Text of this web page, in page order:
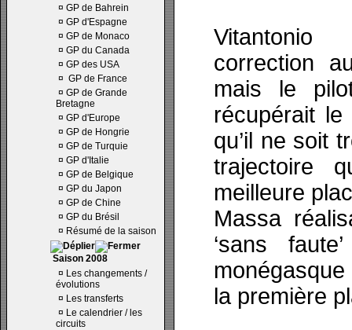
¤ GP de Bahrein
¤ GP d'Espagne
¤ GP de Monaco
¤ GP du Canada
¤ GP des USA
¤ GP de France
¤ GP de Grande
Bretagne
¤ GP d'Europe
¤ GP de Hongrie
¤ GP de Turquie
¤ GP d'Italie
¤ GP de Belgique
¤ GP du Japon
¤ GP de Chine
¤ GP du Brésil
¤ Résumé de la saison
Saison 2008
¤ Les changements /
évolutions
¤ Les transferts
¤ Le calendrier / les
circuits
correction
mais le
récupérait
qu’il ne soit
trajectoire
meilleure
Massa
‘sans
la première